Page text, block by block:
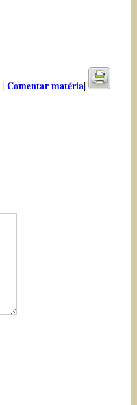
|Comentar matéria|